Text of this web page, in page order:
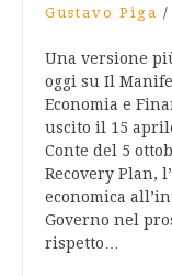
Gustavo Piga /
Una versione
oggi su Il
Economia e
uscito il 15
Conte del 5
Recovery Plan,
economica
Governo nel
rispetto…